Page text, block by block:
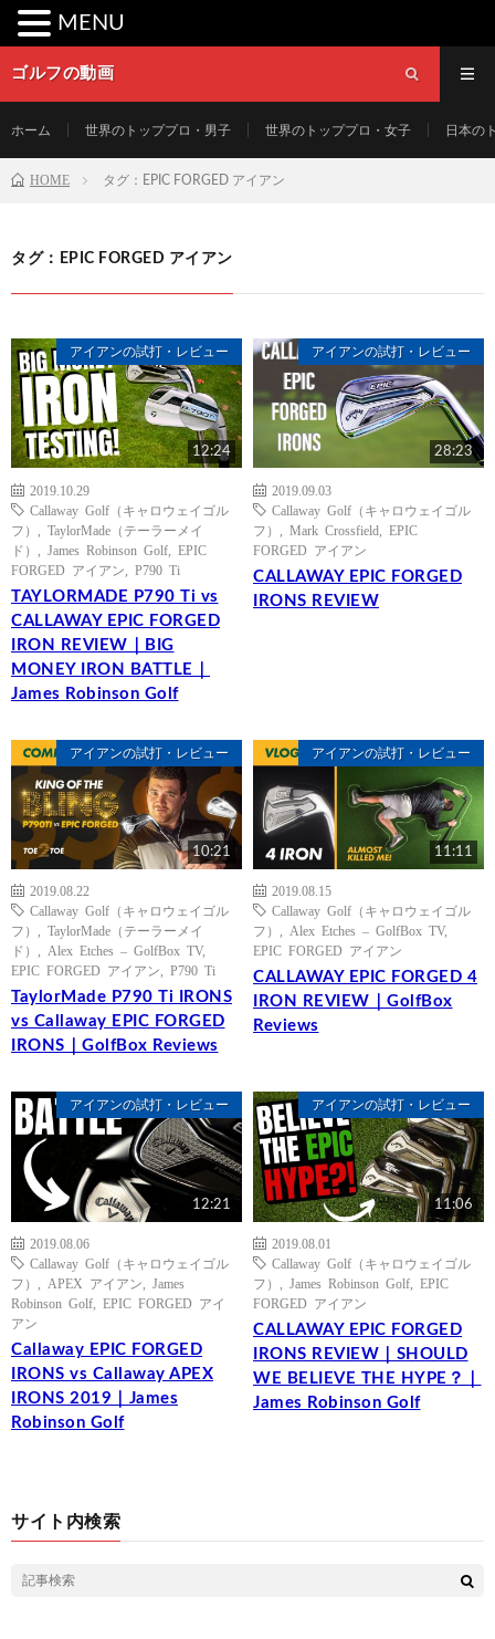
ゴルフの動画
ホーム 世界のトッププロ・男子 世界のトッププロ・女子 日本の
HOME タグ：EPIC FORGED アイアン
タグ：EPIC FORGED アイアン
アイアンの試打・レビュー
12:24
2019.10.29
Callaway Golf（キャロウェイゴル
フ）
TaylorMade（テーラーメイ
ド）
James Robinson Golf
EPIC
FORGED アイアン
P790 Ti
TAYLORMADE P790 Ti vs
CALLAWAY EPIC FORGED
IRON REVIEW｜BIG
MONEY IRON BATTLE｜
James Robinson Golf
アイアンの試打・レビュー
28:23
2019.09.03
Callaway Golf（キャロウェイゴル
フ）
Mark Crossfield
EPIC
FORGED アイアン
CALLAWAY EPIC FORGED
IRONS REVIEW
アイアンの試打・レビュー
10:21
2019.08.22
Callaway Golf（キャロウェイゴル
フ）
TaylorMade（テーラーメイ
ド）
Alex Etches – GolfBox TV,
EPIC FORGED アイアン
P790 Ti
TaylorMade P790 Ti IRONS
vs Callaway EPIC FORGED
IRONS｜GolfBox Reviews
アイアンの試打・レビュー
11:11
2019.08.15
Callaway Golf（キャロウェイゴル
フ）
Alex Etches – GolfBox TV,
EPIC FORGED アイアン
CALLAWAY EPIC FORGED 4
IRON REVIEW｜GolfBox
Reviews
アイアンの試打・レビュー
12:21
2019.08.06
Callaway Golf（キャロウェイゴル
フ）
APEX アイアン
James
Robinson Golf
EPIC FORGED アイ
アン
Callaway EPIC FORGED
IRONS vs Callaway APEX
IRONS 2019｜James
Robinson Golf
アイアンの試打・レビュー
11:06
2019.08.01
Callaway Golf（キャロウェイゴル
フ）
James Robinson Golf
EPIC
FORGED アイアン
CALLAWAY EPIC FORGED
IRONS REVIEW｜SHOULD
WE BELIEVE THE HYPE？｜
James Robinson Golf
サイト内検索
MENU